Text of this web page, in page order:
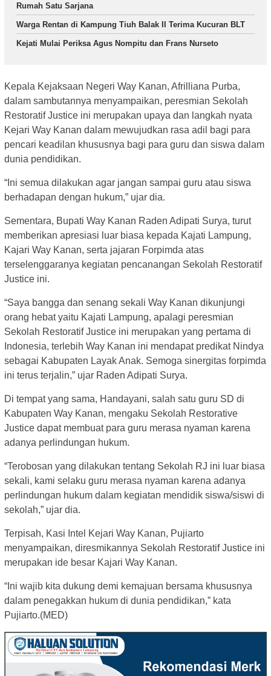
Rumah Satu Sarjana
Warga Rentan di Kampung Tiuh Balak II Terima Kucuran BLT
Kejati Mulai Periksa Agus Nompitu dan Frans Nurseto
Kepala Kejaksaan Negeri Way Kanan, Afrilliana Purba,
dalam sambutannya menyampaikan, peresmian Sekolah
Restoratif Justice ini merupakan upaya dan langkah nyata
Kejari Way Kanan dalam mewujudkan rasa adil bagi para
pencari keadilan khususnya bagi para guru dan siswa dalam
dunia pendidikan.
“Ini semua dilakukan agar jangan sampai guru atau siswa
berhadapan dengan hukum,” ujar dia.
Sementara, Bupati Way Kanan Raden Adipati Surya, turut
memberikan apresiasi luar biasa kepada Kajati Lampung,
Kajari Way Kanan, serta jajaran Forpimda atas
terselenggaranya kegiatan pencanangan Sekolah Restoratif
Justice ini.
“Saya bangga dan senang sekali Way Kanan dikunjungi
orang hebat yaitu Kajati Lampung, apalagi peresmian
Sekolah Restoratif Justice ini merupakan yang pertama di
Indonesia, terlebih Way Kanan ini mendapat predikat Nindya
sebagai Kabupaten Layak Anak. Semoga sinergitas forpimda
ini terus terjalin,” ujar Raden Adipati Surya.
Di tempat yang sama, Handayani, salah satu guru SD di
Kabupaten Way Kanan, mengaku Sekolah Restorative
Justice dapat membuat para guru merasa nyaman karena
adanya perlindungan hukum.
“Terobosan yang dilakukan tentang Sekolah RJ ini luar biasa
sekali, kami selaku guru merasa nyaman karena adanya
perlindungan hukum dalam kegiatan mendidik siswa/siswi di
sekolah,” ujar dia.
Terpisah, Kasi Intel Kejari Way Kanan, Pujiarto
menyampaikan, diresmikannya Sekolah Restoratif Justice ini
merupakan ide besar Kajari Way Kanan.
“Ini wajib kita dukung demi kemajuan bersama khususnya
dalam penegakkan hukum di dunia pendidikan,” kata
Pujiarto.(MED)